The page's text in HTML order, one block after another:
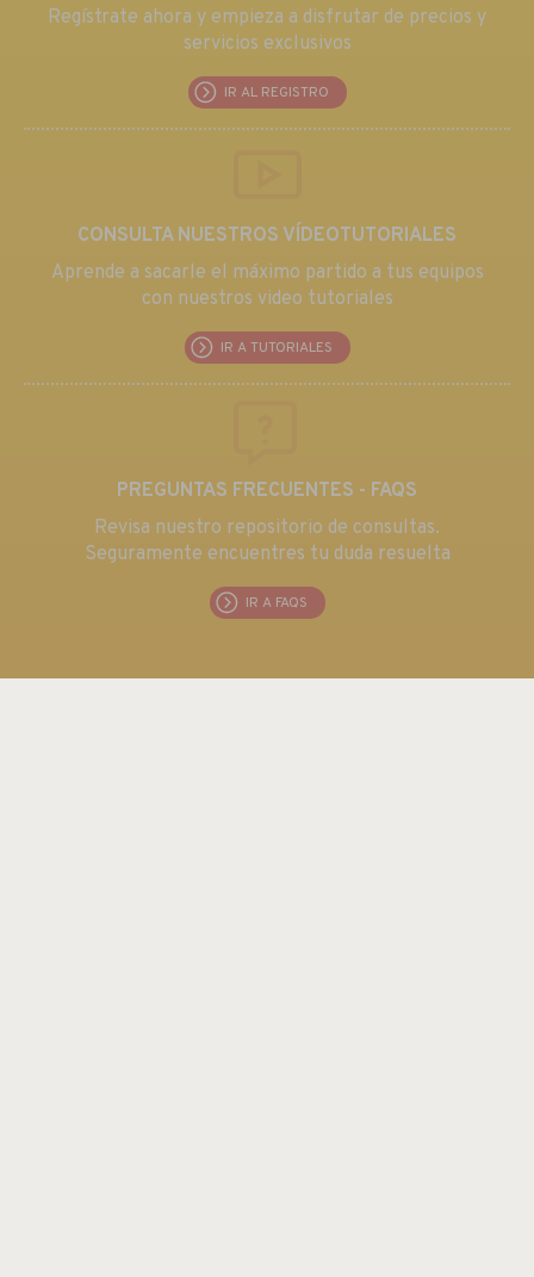
Regístrate ahora y empieza a disfrutar de precios y
servicios exclusivos
IR AL REGISTRO
CONSULTA NUESTROS VÍDEOTUTORIALES
Aprende a sacarle el máximo partido a tus equipos
con nuestros video tutoriales
IR A TUTORIALES
PREGUNTAS FRECUENTES - FAQS
Revisa nuestro repositorio de consultas.
Seguramente encuentres tu duda resuelta
IR A FAQS